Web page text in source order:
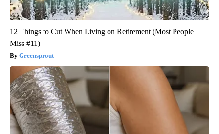
12 Things to Cut When Living on Retirement (Most People
Miss #11)
Greensprout